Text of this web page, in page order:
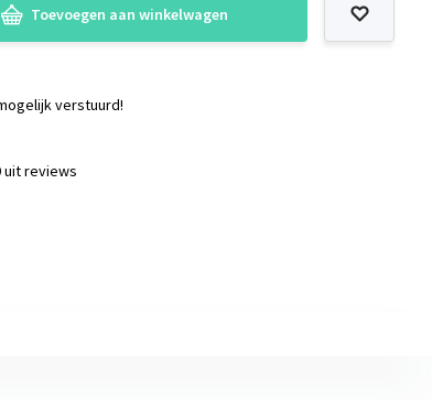
Toevoegen aan winkelwagen
verstuurd!
uit reviews